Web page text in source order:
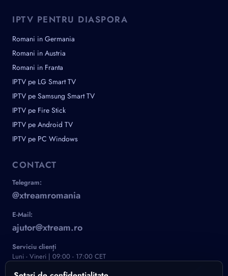
IPTV PENTRU DIASPORA
Romani in Germania
Romani in Austria
Romani in Franta
IPTV pe LG Smart TV
IPTV pe Samsung Smart TV
IPTV pe Fire Stick
IPTV pe Android TV
IPTV pe PC Windows
CONTACT
Telegram:
@xtreamromania
E-Mail:
ajutor@xtream.ro
Serviciu clienți
Luni - Vineri | 09:00 - 17:00 CET
Asistență / Telegram